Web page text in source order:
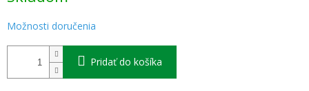
Možnosti doručenia
Pridať do košíka